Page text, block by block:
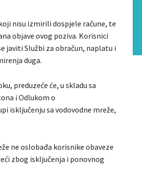
nisu izmirili dospjele račune, te
objave ovog poziva. Korisnici
javiti Službi za obračun, naplatu i
duga.
preduzeće će, u skladu sa
i Odlukom o
isključenju sa vodovodne mreže,
ne oslobađa korisnike obaveze
zbog isključenja i ponovnog